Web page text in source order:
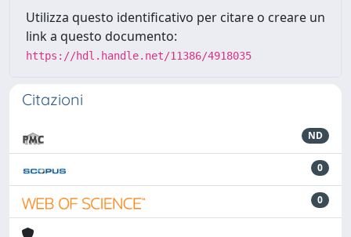
Utilizza questo identificativo per citare o creare un
link a questo documento:
https://hdl.handle.net/11386/4918035
Citazioni
ND
0
0